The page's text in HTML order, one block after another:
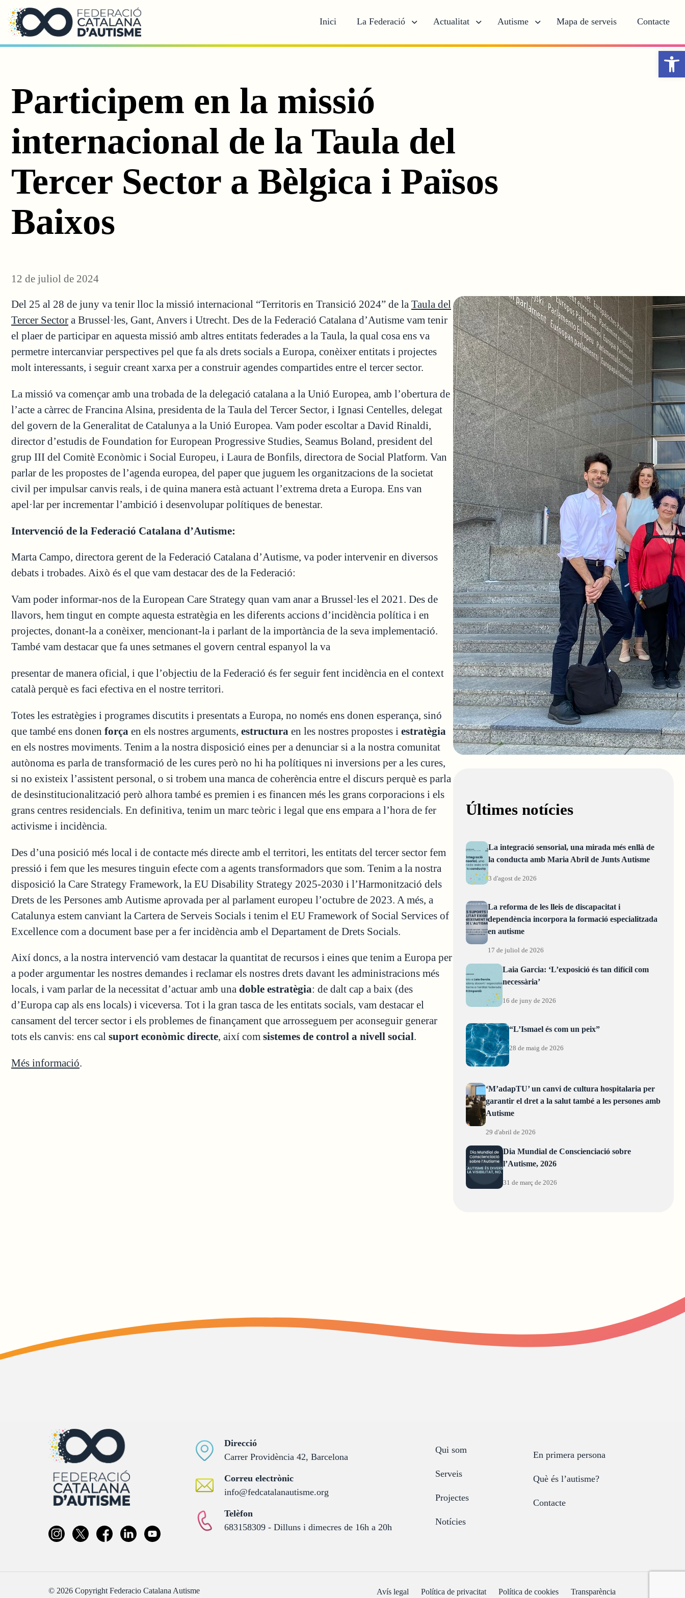
Saltar al contingut principal
Inici La Federació Actualitat Autisme Mapa de serveis Contacte
Participem en la missió
internacional de la Taula del
Tercer Sector a Bèlgica i Països
Baixos
12 de juliol de 2024
Del 25 al 28 de juny va tenir lloc la missió internacional “Territoris en Transició 2024” de la Taula del
Tercer Sector a Brussel·les, Gant, Anvers i Utrecht. Des de la Federació Catalana d’Autisme vam tenir
el plaer de participar en aquesta missió amb altres entitats federades a la Taula, la qual cosa ens va
permetre intercanviar perspectives pel que fa als drets socials a Europa, conèixer entitats i projectes
molt interessants, i seguir creant xarxa per a construir agendes compartides entre el tercer sector.
La missió va començar amb una trobada de la delegació catalana a la Unió Europea, amb l’obertura de
l’acte a càrrec de Francina Alsina, presidenta de la Taula del Tercer Sector, i Ignasi Centelles, delegat
del govern de la Generalitat de Catalunya a la Unió Europea. Vam poder escoltar a David Rinaldi,
director d’estudis de Foundation for European Progressive Studies, Seamus Boland, president del
grup III del Comitè Econòmic i Social Europeu, i Laura de Bonfils, directora de Social Platform. Van
parlar de les propostes de l’agenda europea, del paper que juguem les organitzacions de la societat
civil per impulsar canvis reals, i de quina manera està actuant l’extrema dreta a Europa. Ens van
apel·lar per incrementar l’ambició i desenvolupar polítiques de benestar.
Intervenció de la Federació Catalana d’Autisme:
Marta Campo, directora gerent de la Federació Catalana d’Autisme, va poder intervenir en diversos
debats i trobades. Això és el que vam destacar des de la Federació:
Vam poder informar-nos de la European Care Strategy quan vam anar a Brussel·les el 2021. Des de
llavors, hem tingut en compte aquesta estratègia en les diferents accions d’incidència política i en
projectes, donant-la a conèixer, mencionant-la i parlant de la importància de la seva implementació.
També vam destacar que fa unes setmanes el govern central espanyol la va
presentar de manera oficial, i que l’objectiu de la Federació és fer seguir fent incidència en el context
català perquè es faci efectiva en el nostre territori.
Totes les estratègies i programes discutits i presentats a Europa, no només ens donen esperança, sinó
que també ens donen força en els nostres arguments, estructura en les nostres propostes i estratègia
en els nostres moviments. Tenim a la nostra disposició eines per a denunciar si a la nostra comunitat
autònoma es parla de transformació de les cures però no hi ha polítiques ni inversions per a les cures,
si no existeix l’assistent personal, o si trobem una manca de coherència entre el discurs perquè es parla
de desinstitucionalització però alhora també es premien i es financen més les grans corporacions i els
grans centres residencials. En definitiva, tenim un marc teòric i legal que ens empara a l’hora de fer
activisme i incidència.
Des d’una posició més local i de contacte més directe amb el territori, les entitats del tercer sector fem
pressió i fem que les mesures tinguin efecte com a agents transformadors que som. Tenim a la nostra
disposició la Care Strategy Framework, la EU Disability Strategy 2025-2030 i l’Harmonització dels
Drets de les Persones amb Autisme aprovada per al parlament europeu l’octubre de 2023. A més, a
Catalunya estem canviant la Cartera de Serveis Socials i tenim el EU Framework of Social Services of
Excellence com a document base per a fer incidència amb el Departament de Drets Socials.
Així doncs, a la nostra intervenció vam destacar la quantitat de recursos i eines que tenim a Europa per
a poder argumentar les nostres demandes i reclamar els nostres drets davant les administracions més
locals, i vam parlar de la necessitat d’actuar amb una doble estratègia: de dalt cap a baix (des
d’Europa cap als ens locals) i viceversa. Tot i la gran tasca de les entitats socials, vam destacar el
cansament del tercer sector i els problemes de finançament que arrosseguem per aconseguir generar
tots els canvis: ens cal suport econòmic directe, així com sistemes de control a nivell social.
Més informació.
Últimes notícies
La integració sensorial, una mirada més enllà de
la conducta amb Maria Abril de Junts Autisme
3 d'agost de 2026
La reforma de les lleis de discapacitat i
dependència incorpora la formació especialitzada
en autisme
17 de juliol de 2026
Laia Garcia: ‘L’exposició és tan difícil com
necessària’
16 de juny de 2026
“L’Ismael és com un peix”
28 de maig de 2026
‘M’adapTU’ un canvi de cultura hospitalaria per
garantir el dret a la salut també a les persones amb
Autisme
29 d'abril de 2026
Dia Mundial de Conscienciació sobre
l’Autisme, 2026
31 de març de 2026
Direcció:
Carrer Providència 42, Barcelona
Correu electrònic:
info@fedcatalanautisme.org
Telèfon:
683158309 - Dilluns i dimecres de 16h a 20h
Qui som
Serveis
Projectes
Notícies
En primera persona
Què és l’autisme?
Contacte
Avís legal Política de privacitat Política de cookies Transparència
© 2026 Copyright Federacio Catalana Autisme